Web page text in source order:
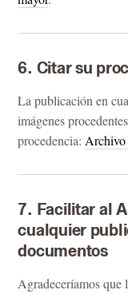
6. Citar su
La publicación en
imágenes
procedencia: Archivo
7. Facilitar al
cualquier
documentos
Agradeceríamos que